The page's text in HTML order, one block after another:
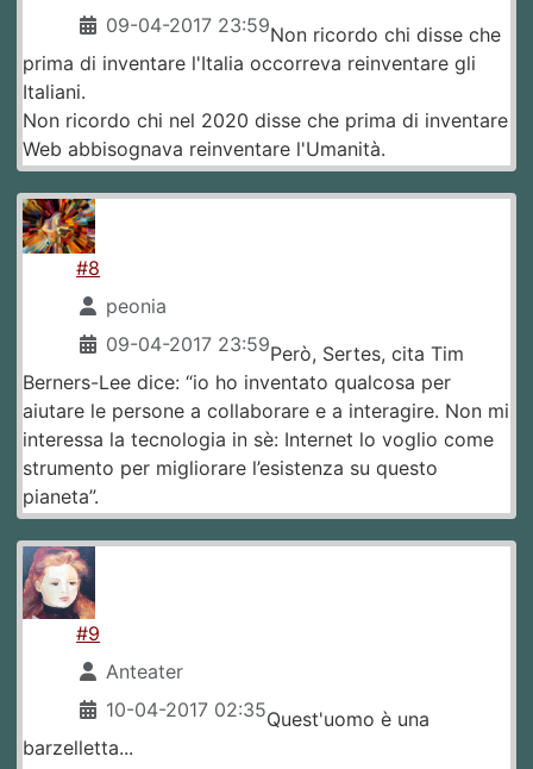
09-04-2017 23:59Non ricordo chi disse che
prima di inventare l'Italia occorreva reinventare gli
Italiani.
Non ricordo chi nel 2020 disse che prima di inventare
Web abbisognava reinventare l'Umanità.
#8
peonia
09-04-2017 23:59Però, Sertes, cita Tim
Berners-Lee dice: “io ho inventato qualcosa per
aiutare le persone a collaborare e a interagire. Non mi
interessa la tecnologia in sè: Internet lo voglio come
strumento per migliorare l’esistenza su questo
pianeta”.
#9
Anteater
10-04-2017 02:35Quest'uomo è una
barzelletta...